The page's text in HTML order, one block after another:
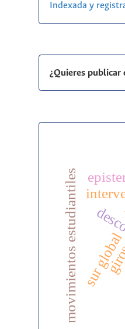
Indexada y
¿Quieres publicar
sur global
movimientos estudiantiles